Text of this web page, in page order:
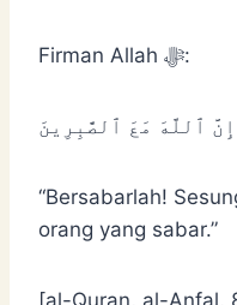
Firman Allah ﷻ:
ٱللَّهَ مَعَ ٱلصَّٰبِرِينَ
“Bersabarlah!
orang yang sabar.”